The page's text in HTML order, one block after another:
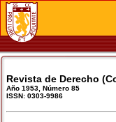
Revista de Derecho
Año 1953, Número 85
ISSN: 0303-9986